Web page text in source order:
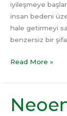
iyileşmeye
insan bedeni
hale getirmeyi
benzersiz bir
Read More »
Neoenerjinin
Olumlu